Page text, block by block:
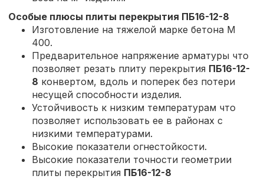
Особые плюсы плиты перекрытия ПБ16-12-8
Изготовление на тяжелой марке бетона М
400.
Предварительное напряжение арматуры что
позволяет резать плиту перекрытия ПБ16-12-
8 конвертом, вдоль и поперек без потери
несущей способности изделия.
Устойчивость к низким температурам что
позволяет использовать ее в районах с
низкими температурами.
Высокие показатели огнестойкости.
Высокие показатели точности геометрии
плиты перекрытия ПБ16-12-8